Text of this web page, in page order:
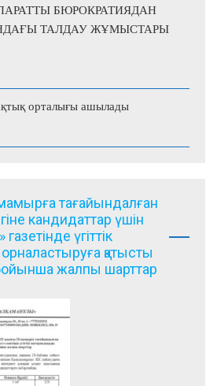
БЮРОКРАТИЯДАН
ТАЛДАУ ЖҰМЫСТАРЫ
орталығы ашылады
тағайындалған
кандидаттар үшін
үгіттік
қатысты
жалпы шарттар